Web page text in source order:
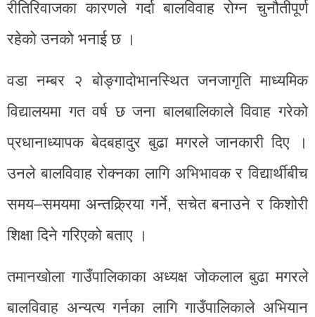
रीतिरिवाजका कारणले गर्दा बालविवाह रोग्न चुनौतीपूर्ण
रहेको उनको भनाई छ ।
वडा नम्बर २ बोङ्गादोभानस्थित जनजागृति माध्यमिक
विद्यालयमा गत वर्ष छ जना बालबालिकाले विवाह गरेको
प्रधानाध्यापक बेदबहादुर बुढा मगरले जानकारी दिए ।
उनले बालविवाह रोक्नका लागि अभिभावक र विद्यार्थीबीच
समय–समयमा अन्तक्र्रिया गर्ने, सचेत बनाउने र किशोरी
शिक्षा दिने गरिएको बताए ।
तमानखोला गाउँपालिकाका अध्यक्ष जोकलाल बुढा मगरले
बालविवाह अन्यत्य गर्नका लागि गाउँपालिकाले अभियान